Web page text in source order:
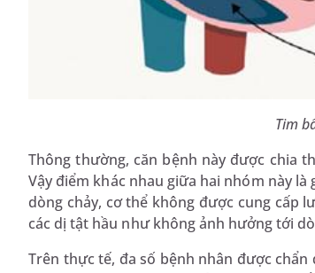
Tim
Thông thường, căn bệnh này được chia
Vậy điểm khác nhau giữa hai nhóm này
dòng chảy, cơ thể không được cung cấp
các dị tật hầu như không ảnh hưởng tới
Trên thực tế, đa số bệnh nhân được